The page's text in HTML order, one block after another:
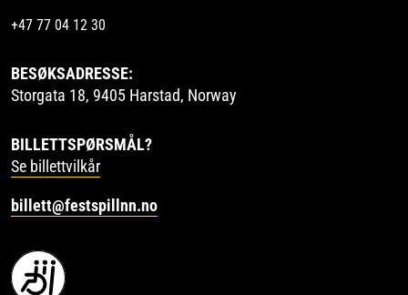
+47 77 04 12 30
BESØKSADRESSE:
Storgata 18, 9405 Harstad, Norway
BILLETTSPØRSMÅL?
Se billettvilkår
billett@festspillnn.no